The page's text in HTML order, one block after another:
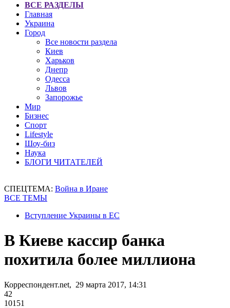
ВСЕ РАЗДЕЛЫ
Главная
Украина
Город
Все новости раздела
Киев
Харьков
Днепр
Одесса
Львов
Запорожье
Мир
Бизнес
Спорт
Lifestyle
Шоу-биз
Наука
БЛОГИ ЧИТАТЕЛЕЙ
СПЕЦТЕМА: Война в Иране
ВСЕ ТЕМЫ
Вступление Украины в ЕС
В Киеве кассир банка
похитила более миллиона
Корреспондент.net, 29 марта 2017, 14:31
42
10151